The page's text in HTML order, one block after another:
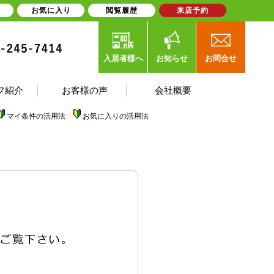
入居者様へ お知らせ お問合せ
紹介 お客様の声 会社概要
マイ条件の活用法 お気に入りの活用法
お気に入り 閲覧履歴 来店予約